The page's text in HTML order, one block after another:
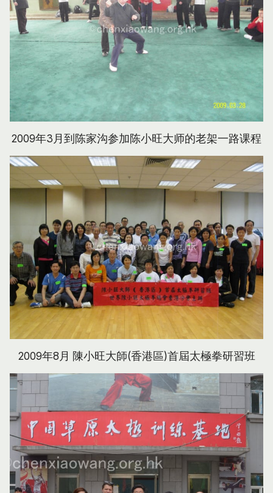
2009年3月到陈家沟参加陈小旺大师的老架一路课程
2009年8月 陳小旺大師(香港區)首屆太極拳研習班